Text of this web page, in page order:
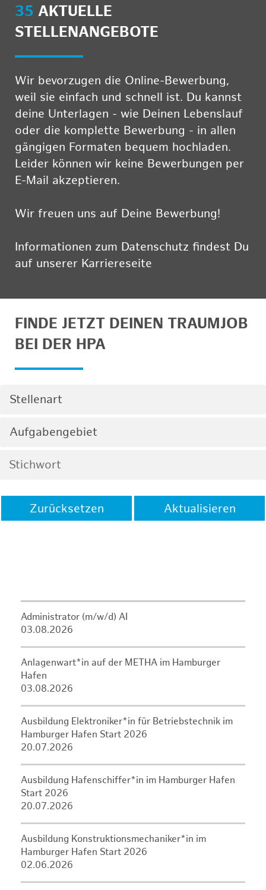
35 AKTUELLE
STELLENANGEBOTE
Wir bevorzugen die Online-Bewerbung,
weil sie einfach und schnell ist. Du kannst
deine Unterlagen - wie Deinen Lebenslauf
oder die komplette Bewerbung - in allen
gängigen Formaten bequem hochladen.
Leider können wir keine Bewerbungen per
E-Mail akzeptieren.
Wir freuen uns auf Deine Bewerbung!
Informationen zum Datenschutz findest Du
auf unserer Karriereseite
FINDE JETZT DEINEN TRAUMJOB
BEI DER HPA
Stellenart
Aufgabengebiet
Zurücksetzen Aktualisieren
Administrator (m/w/d) AI
03.08.2026
Anlagenwart*in auf der METHA im Hamburger
Hafen
03.08.2026
Ausbildung Elektroniker*in für Betriebstechnik im
Hamburger Hafen Start 2026
20.07.2026
Ausbildung Hafenschiffer*in im Hamburger Hafen
Start 2026
20.07.2026
Ausbildung Konstruktionsmechaniker*in im
Hamburger Hafen Start 2026
02.06.2026